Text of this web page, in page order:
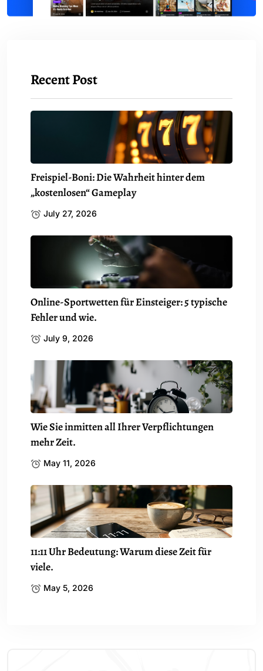
Recent Post
Freispiel-Boni: Die Wahrheit hinter dem
„kostenlosen“ Gameplay
July 27, 2026
Online-Sportwetten für Einsteiger: 5 typische
Fehler und wie.
July 9, 2026
Wie Sie inmitten all Ihrer Verpflichtungen
mehr Zeit.
May 11, 2026
11:11 Uhr Bedeutung: Warum diese Zeit für
viele.
May 5, 2026